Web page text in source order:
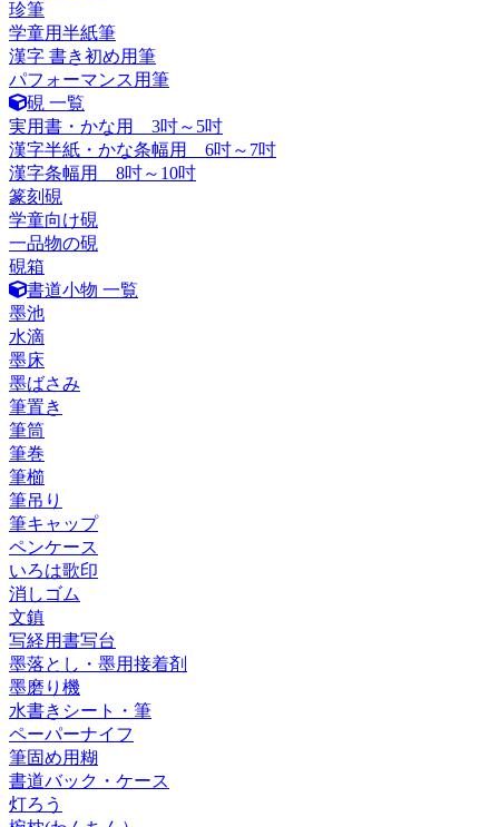
珍筆
学童用半紙筆
漢字 書き初め用筆
パフォーマンス用筆
硯 一覧
実用書・かな用 3吋～5吋
漢字半紙・かな条幅用 6吋～7吋
漢字条幅用 8吋～10吋
篆刻硯
学童向け硯
一品物の硯
硯箱
書道小物 一覧
墨池
水滴
墨床
墨ばさみ
筆置き
筆筒
筆巻
筆櫛
筆吊り
筆キャップ
ペンケース
いろは歌印
消しゴム
文鎮
写経用書写台
墨落とし・墨用接着剤
墨磨り機
水書きシート・筆
ペーパーナイフ
筆固め用糊
書道バック・ケース
灯ろう